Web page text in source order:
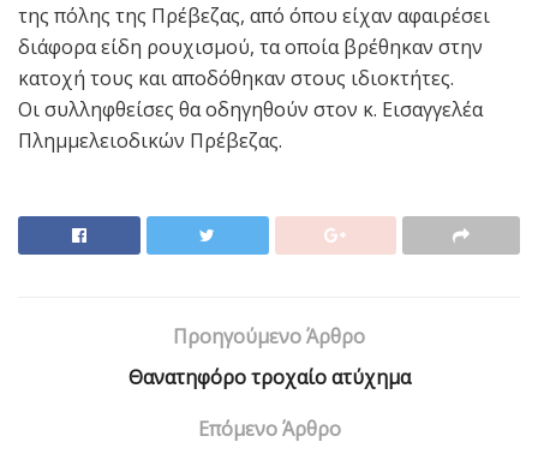
της πόλης της Πρέβεζας, από όπου είχαν αφαιρέσει
διάφορα είδη ρουχισμού, τα οποία βρέθηκαν στην
κατοχή τους και αποδόθηκαν στους ιδιοκτήτες.
Οι συλληφθείσες θα οδηγηθούν στον κ. Εισαγγελέα
Πλημμελειοδικών Πρέβεζας.
Προηγούμενο Άρθρο
Θανατηφόρο τροχαίο ατύχημα
Επόμενο Άρθρο